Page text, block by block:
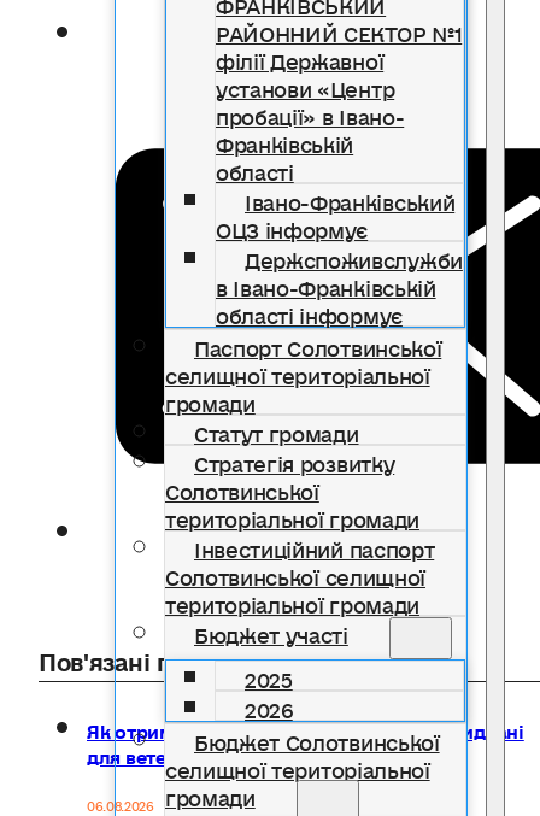
РАЙОННИЙ СЕКТОР №1
філії Державної
установи «Центр
пробації» в Івано-
Франківській
області
Івано-Франківський
ОЦЗ інформує
Держспоживслужби
в Івано-Франківській
області інформує
Паспорт Солотвинської
селищної територіальної
громади
Статут громади
Стратегія розвитку
Солотвинської
територіальної громади
Інвестиційний паспорт
Солотвинської селищної
територіальної громади
Бюджет участі
2025
2026
Бюджет Солотвинської
селищної територіальної
громади
Пов'язані публікації
Як отримати компенсацію за товари, придбані
для ветеранського бізнесу
06.08.2026